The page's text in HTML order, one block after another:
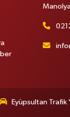
Eyüpsultan Trafik